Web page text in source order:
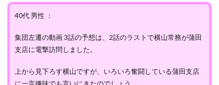
40代 男性 ：
集団左遷の動画 3話の予想は、2話のラストで横山常務が蒲田
支店に電撃訪問しました。
上から見下ろす横山ですが、いろいろ奮闘している蒲田支店